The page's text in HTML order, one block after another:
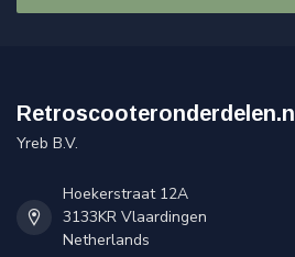
Retroscooteronderdelen.nl
Yreb B.V.
Hoekerstraat 12A
3133KR Vlaardingen
Netherlands